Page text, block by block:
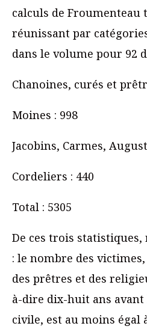
calculs de Froumenteau
réunissant par
dans le volume pour 92
Chanoines, curés et
Moines : 998
Jacobins, Carmes,
Cordeliers : 440
Total : 5305
De ces trois
: le nombre des
des prêtres et des
à-dire dix-huit ans
civile, est au moins égal